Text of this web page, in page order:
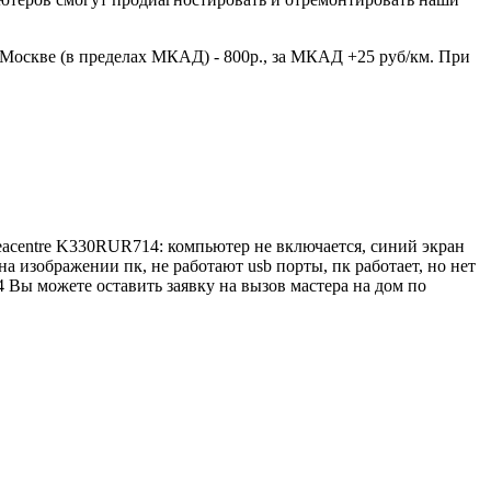
Москве (в пределах МКАД) - 800р., за МКАД +25 руб/км. При
K330RUR714: компьютер не включается, синий экран
изображении пк, не работают usb порты, пк работает, но нет
можете оставить заявку на вызов мастера на дом по